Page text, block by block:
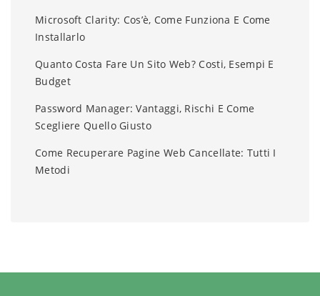
Microsoft Clarity: Cos’è, Come Funziona E Come
Installarlo
Quanto Costa Fare Un Sito Web? Costi, Esempi E
Budget
Password Manager: Vantaggi, Rischi E Come
Scegliere Quello Giusto
Come Recuperare Pagine Web Cancellate: Tutti I
Metodi